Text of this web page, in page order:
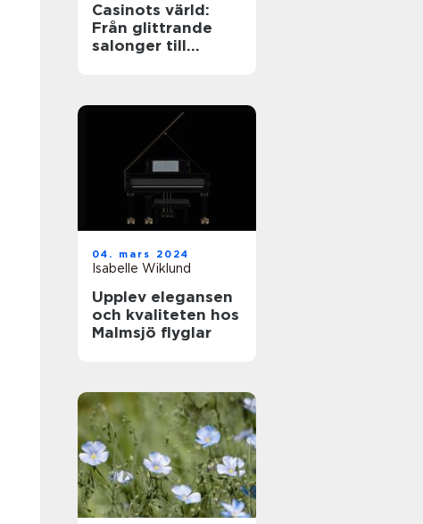
Casinots värld:
Från glittrande
salonger till
04. mars 2024
Isabelle Wiklund
Upplev elegansen
och kvaliteten hos
Malmsjö flyglar